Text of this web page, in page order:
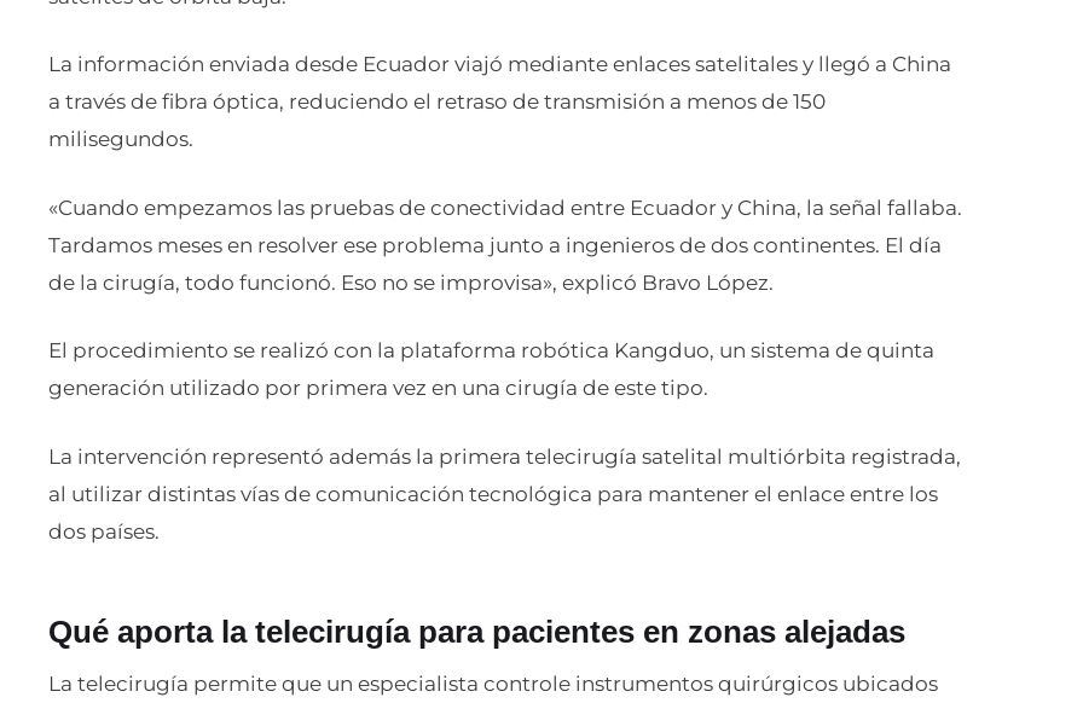
La información enviada desde Ecuador viajó mediante enlaces satelitales y llegó a China
a través de fibra óptica, reduciendo el retraso de transmisión a menos de 150
milisegundos.
«Cuando empezamos las pruebas de conectividad entre Ecuador y China, la señal fallaba.
Tardamos meses en resolver ese problema junto a ingenieros de dos continentes. El día
de la cirugía, todo funcionó. Eso no se improvisa», explicó Bravo López.
El procedimiento se realizó con la plataforma robótica Kangduo, un sistema de quinta
generación utilizado por primera vez en una cirugía de este tipo.
La intervención representó además la primera telecirugía satelital multiórbita registrada,
al utilizar distintas vías de comunicación tecnológica para mantener el enlace entre los
dos países.
Qué aporta la telecirugía para pacientes en zonas alejadas
La telecirugía permite que un especialista controle instrumentos quirúrgicos ubicados